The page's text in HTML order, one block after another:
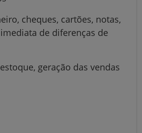
cheques, cartões, notas,
de diferenças de
geração das vendas